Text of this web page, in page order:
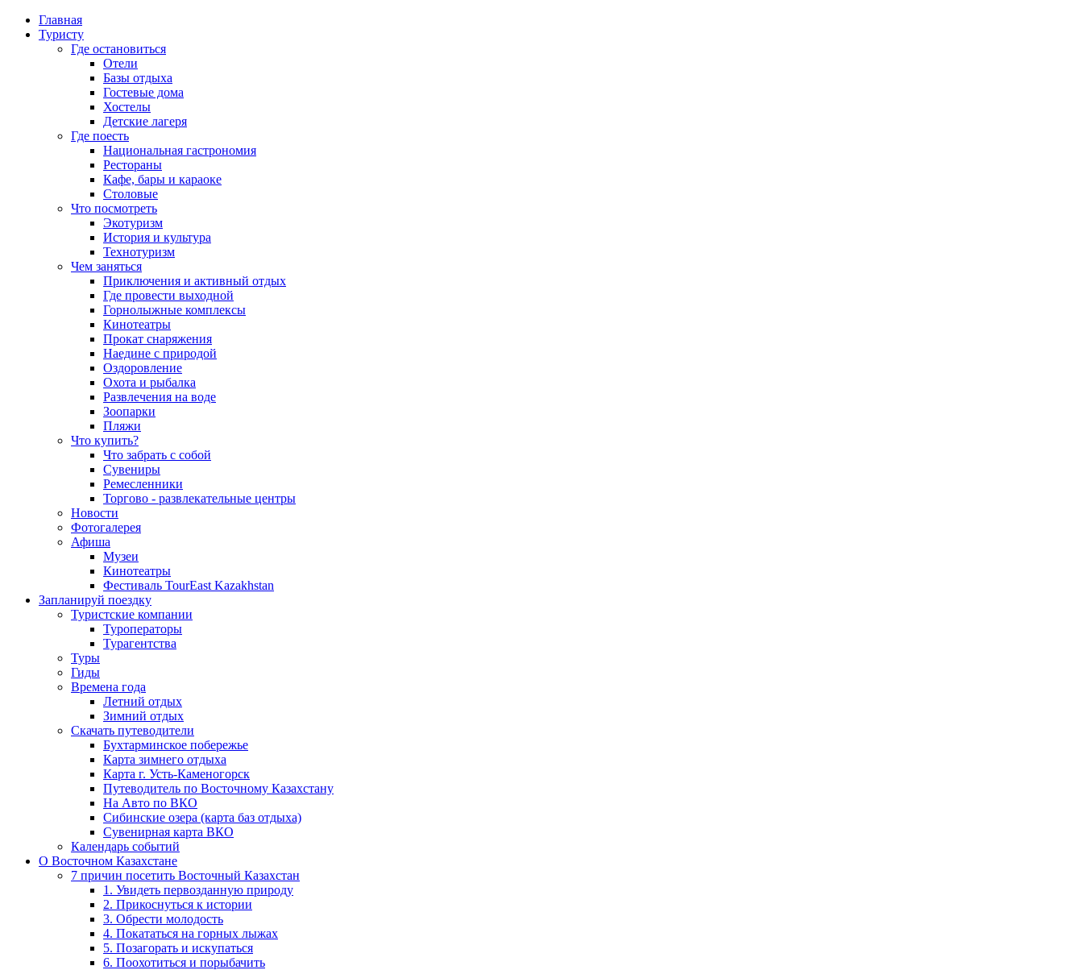
Главная
Туристу
Где остановиться
Отели
Базы отдыха
Гостевые дома
Хостелы
Детские лагеря
Где поесть
Национальная гастрономия
Рестораны
Кафе, бары и караоке
Столовые
Что посмотреть
Экотуризм
История и культура
Технотуризм
Чем заняться
Приключения и активный отдых
Где провести выходной
Горнолыжные комплексы
Кинотеатры
Прокат снаряжения
Наедине с природой
Оздоровление
Охота и рыбалка
Развлечения на воде
Зоопарки
Пляжи
Что купить?
Что забрать с собой
Сувениры
Ремесленники
Торгово - развлекательные центры
Новости
Фотогалерея
Афиша
Музеи
Кинотеатры
Фестиваль TourEast Kazakhstan
Запланируй поездку
Туристские компании
Туроператоры
Турагентства
Туры
Гиды
Времена года
Летний отдых
Зимний отдых
Скачать путеводители
Бухтарминское побережье
Карта зимнего отдыха
Карта г. Усть-Каменогорск
Путеводитель по Восточному Казахстану
На Авто по ВКО
Сибинские озера (карта баз отдыха)
Сувенирная карта ВКО
Календарь событий
О Восточном Казахстане
7 причин посетить Восточный Казахстан
1. Увидеть первозданную природу
2. Прикоснуться к истории
3. Обрести молодость
4. Покататься на горных лыжах
5. Позагорать и искупаться
6. Поохотиться и порыбачить